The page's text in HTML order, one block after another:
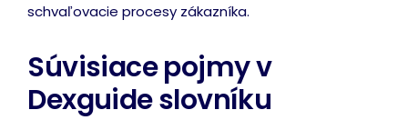
schvaľovacie procesy zákazníka.
Súvisiace pojmy v
Dexguide slovníku